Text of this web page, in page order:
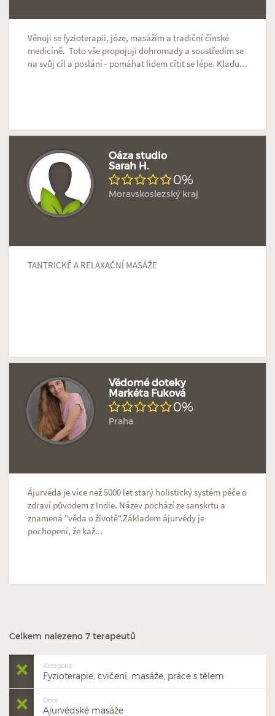
Věnuji se fyzioterapii, józe, masážím a tradiční čínské
medicíně. Toto vše propojuji dohromady a soustředím se
na svůj cíl a poslání - pomáhat lidem cítit se lépe. Kladu...
Oáza studio
Sarah H.
0%
Moravskoslezský kraj
TANTRICKÉ A RELAXAČNÍ MASÁŽE
Vědomé doteky
Markéta Fuková
0%
Praha
Ájurvéda je více než 5000 let starý holistický systém péče o
zdraví původem z Indie. Název pochází ze sanskrtu a
znamená "věda o životě".Základem ájurvédy je
pochopení, že kaž...
Celkem nalezeno 7 terapeutů
Kategorie
Fyzioterapie, cvičení, masáže, práce s tělem
Obor
Ajurvédské masáže